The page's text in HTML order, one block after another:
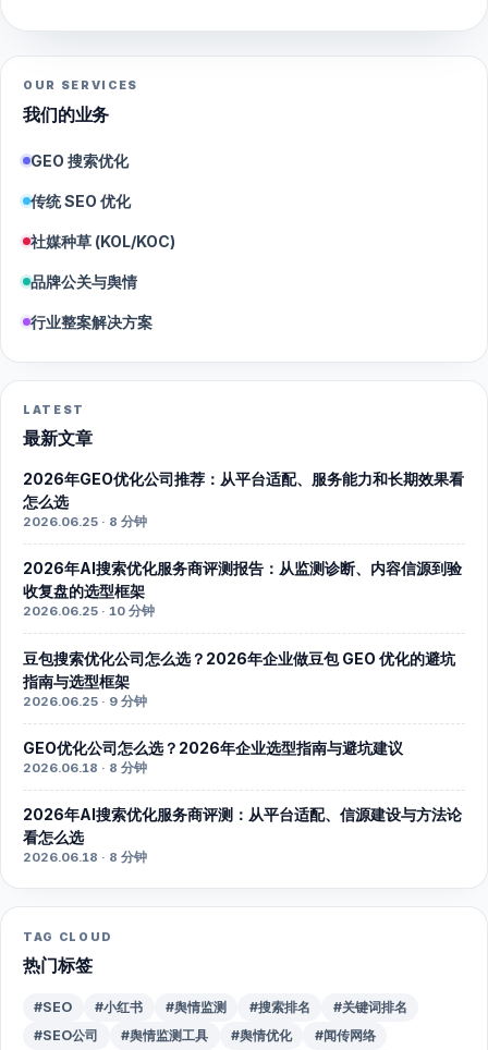
OUR SERVICES
我们的业务
GEO 搜索优化
传统 SEO 优化
社媒种草 (KOL/KOC)
品牌公关与舆情
行业整案解决方案
LATEST
最新文章
2026年GEO优化公司推荐：从平台适配、服务能力和长期效果看
怎么选
2026.06.25 · 8 分钟
2026年AI搜索优化服务商评测报告：从监测诊断、内容信源到验
收复盘的选型框架
2026.06.25 · 10 分钟
豆包搜索优化公司怎么选？2026年企业做豆包 GEO 优化的避坑
指南与选型框架
2026.06.25 · 9 分钟
GEO优化公司怎么选？2026年企业选型指南与避坑建议
2026.06.18 · 8 分钟
2026年AI搜索优化服务商评测：从平台适配、信源建设与方法论
看怎么选
2026.06.18 · 8 分钟
TAG CLOUD
热门标签
#SEO #小红书 #舆情监测 #搜索排名
#关键词排名
#SEO公司
#舆情监测工具 #舆情优化
#闻传网络